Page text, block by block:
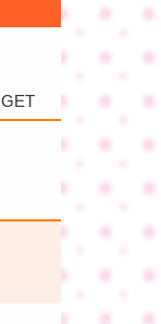
GET